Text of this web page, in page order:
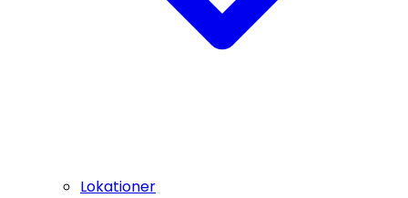
Lokationer